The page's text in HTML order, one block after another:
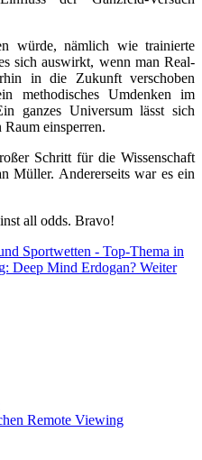
würde, nämlich wie trainierte
sich auswirkt, wenn man Real-
in die Zukunft verschoben
methodisches Umdenken im
ganzes Universum lässt sich
einsperren.
Schritt für die Wissenschaft
Müller. Andererseits war es ein
all odds. Bravo!
Sportwetten - Top-Thema in
Deep Mind Erdogan? Weiter
Remote Viewing